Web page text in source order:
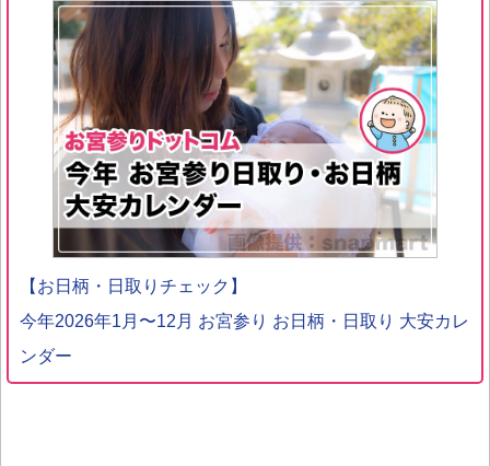
【お日柄・日取りチェック】
今年2026年1月〜12月 お宮参り お日柄・日取り 大安カレ
ンダー